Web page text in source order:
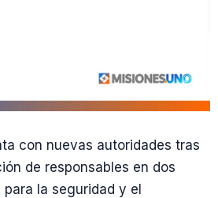
con nuevas autoridades tras
de responsables en dos
la seguridad y el